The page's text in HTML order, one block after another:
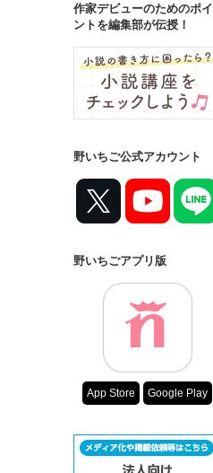
作家デビューのためのポイ
ントを編集部が伝授！
野いちご公式アカウント
野いちごアプリ版
App Store Google Play